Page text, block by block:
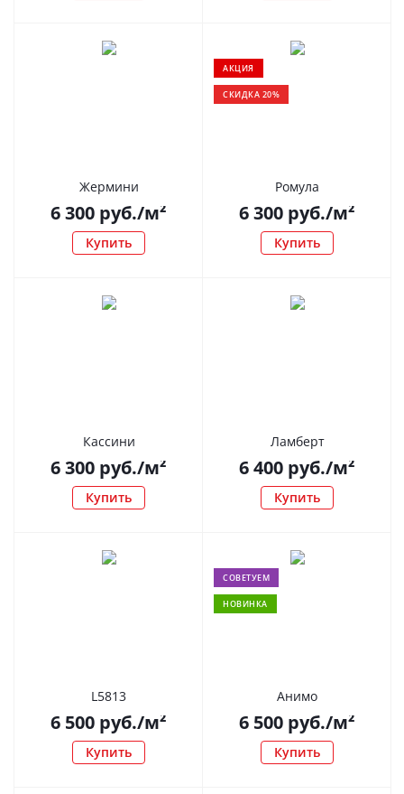
Жермини
6 300 руб./м²
Купить
АКЦИЯ
СКИДКА 20%
Ромула
6 300 руб./м²
Купить
Кассини
6 300 руб./м²
Купить
Ламберт
6 400 руб./м²
Купить
L5813
6 500 руб./м²
Купить
СОВЕТУЕМ
НОВИНКА
Анимо
6 500 руб./м²
Купить